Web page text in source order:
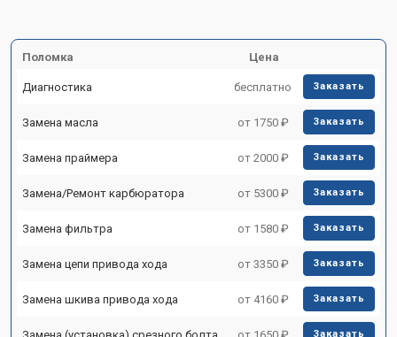
Поломка Цена
Диагностика бесплатно Заказать
Замена масла от 1750 ₽ Заказать
Замена праймера от 2000 ₽ Заказать
Замена/Pемонт карбюратора от 5300 ₽ Заказать
Замена фильтра от 1580 ₽ Заказать
Замена цепи привода хода от 3350 ₽ Заказать
Замена шкива привода хода от 4160 ₽ Заказать
Замена (установка) срезного болта от 1650 ₽ Заказать